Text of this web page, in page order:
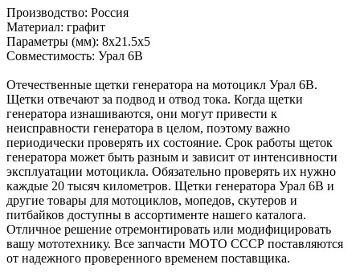
Производство: Россия
Материал: графит
Параметры (мм): 8х21.5х5
Совместимость: Урал 6В
Отечественные щетки генератора на мотоцикл Урал 6В.
Щетки отвечают за подвод и отвод тока. Когда щетки
генератора изнашиваются, они могут привести к
неисправности генератора в целом, поэтому важно
периодически проверять их состояние. Срок работы щеток
генератора может быть разным и зависит от интенсивности
эксплуатации мотоцикла. Обязательно проверять их нужно
каждые 20 тысяч километров. Щетки генератора Урал 6В и
другие товары для мотоциклов, мопедов, скутеров и
питбайков доступны в ассортименте нашего каталога.
Отличное решение отремонтировать или модифицировать
вашу мототехнику. Все запчасти МОТО СССР поставляются
от надежного проверенного временем поставщика.